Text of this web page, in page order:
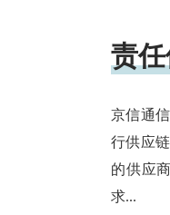
责
京信通
行供应
的供应
求...